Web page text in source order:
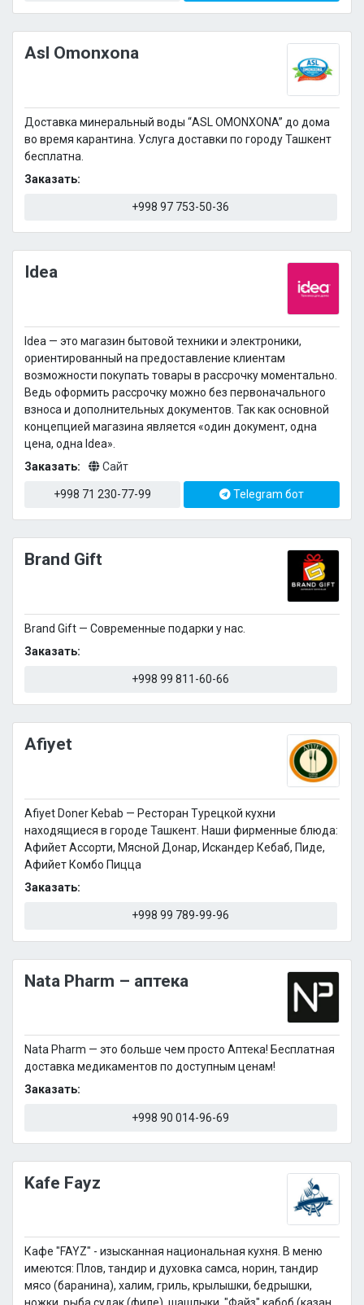
Asl Omonxona
Доставка минеральный воды “ASL OMONXONA” до дома
во время карантина. Услуга доставки по городу Ташкент
бесплатна.
Заказать:
+998 97 753-50-36
Idea
Idea — это магазин бытовой техники и электроники,
ориентированный на предоставление клиентам
возможности покупать товары в рассрочку моментально.
Ведь оформить рассрочку можно без первоначального
взноса и дополнительных документов. Так как основной
концепцией магазина является «один документ, одна
цена, одна Idea».
Заказать:
Сайт
+998 71 230-77-99 Telegram бот
Brand Gift
Brand Gift — Современные подарки у нас.
Заказать:
+998 99 811-60-66
Afiyet
Afiyet Doner Kebab — Ресторан Турецкой кухни
находящиеся в городе Ташкент. Наши фирменные блюда:
Афийет Ассорти, Мясной Донар, Искандер Кебаб, Пиде,
Афийет Комбо Пицца
Заказать:
+998 99 789-99-96
Nata Pharm – аптека
Nata Pharm — это больше чем просто Аптека! Бесплатная
доставка медикаментов по доступным ценам!
Заказать:
+998 90 014-96-69
Kafe Fayz
Кафе "FAYZ" - изысканная национальная кухня. В меню
имеются: Плов, тандир и духовка самса, норин, тандир
мясо (баранина), халим, гриль, крылышки, бедрышки,